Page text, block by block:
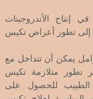
في إنتاج الأندروجينات
إلى تطور أعراض تكيس
يمكن أن تتداخل مع
تطور متلازمة تكيس
الطبيب للحصول على